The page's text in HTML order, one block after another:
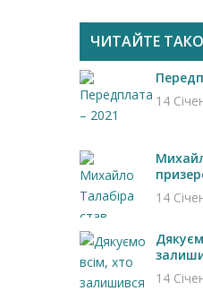
ЧИТАЙТЕ
14
14
14